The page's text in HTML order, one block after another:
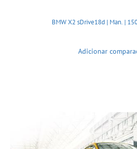
BMW X2 sDrive18d | Man. |
Adicionar